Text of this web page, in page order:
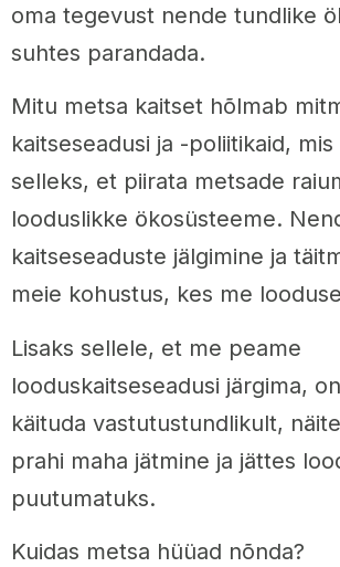
oma tegevust nende tundlike
suhtes parandada.
Mitu metsa kaitset hõlmab
kaitseseadusi ja -poliitikaid,
selleks, et piirata metsade
looduslikke ökosüsteeme.
kaitseseaduste jälgimine ja
meie kohustus, kes me
Lisaks sellele, et me peame
looduskaitseseadusi järgima,
käituda vastutustundlikult,
prahi maha jätmine ja jättes
puutumatuks.
Kuidas metsa hüüad nõnda?